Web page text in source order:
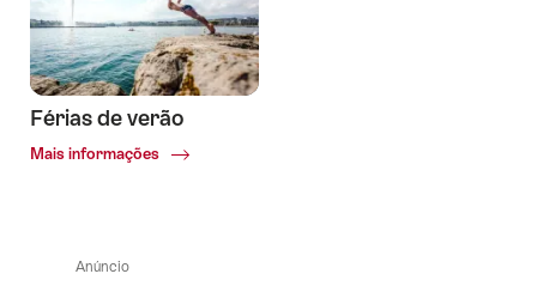
Switzerland
Férias de verão
Mais informações
Common.Of
Anúncio